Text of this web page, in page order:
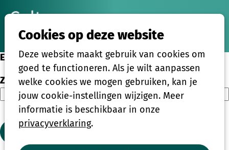
Cookies op deze website
Deze website maakt gebruik van cookies om
goed te functioneren. Als je wilt aanpassen
welke cookies we mogen gebruiken, kan je
jouw cookie-instellingen wijzigen. Meer
informatie is beschikbaar in onze
privacyverklaring.
Eenmalige activiteiten
Zoeken
Zoeken